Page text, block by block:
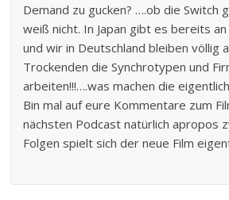
Demand zu gucken? ….ob die Switch
weiß nicht. In Japan gibt es bereits
und wir in Deutschland bleiben völlig
Trockenden die Synchrotypen und
arbeiten!!!….was machen die
Bin mal auf eure Kommentare zum
nächsten Podcast natürlich apropos
Folgen spielt sich der neue Film